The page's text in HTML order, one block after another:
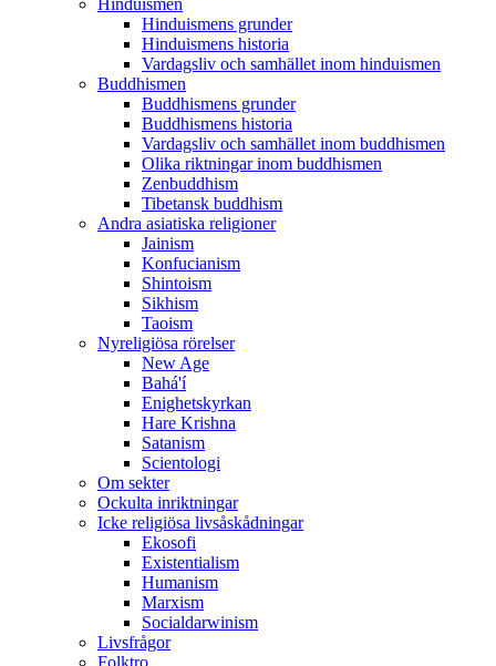
Hinduismen
Hinduismens grunder
Hinduismens historia
Vardagsliv och samhället inom hinduismen
Buddhismen
Buddhismens grunder
Buddhismens historia
Vardagsliv och samhället inom buddhismen
Olika riktningar inom buddhismen
Zenbuddhism
Tibetansk buddhism
Andra asiatiska religioner
Jainism
Konfucianism
Shintoism
Sikhism
Taoism
Nyreligiösa rörelser
New Age
Bahá'í
Enighetskyrkan
Hare Krishna
Satanism
Scientologi
Om sekter
Ockulta inriktningar
Icke religiösa livsåskådningar
Ekosofi
Existentialism
Humanism
Marxism
Socialdarwinism
Livsfrågor
Folktro